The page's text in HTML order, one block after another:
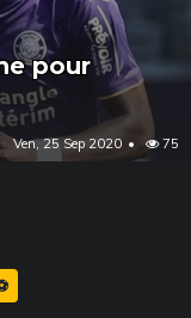
pour
Ven, 25 Sep 2020 75